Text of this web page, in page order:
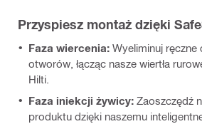
Przyspiesz montaż dzięki
Faza wiercenia: Wyeliminuj ręczne
otworów, łącząc nasze wiertła
Hilti.
Faza iniekcji żywicy: Zaoszczędź
produktu dzięki naszemu